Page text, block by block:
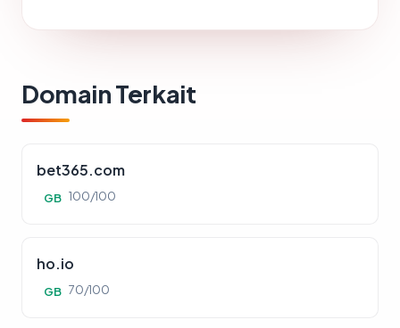
Domain Terkait
bet365.com
GB 100/100
ho.io
GB 70/100